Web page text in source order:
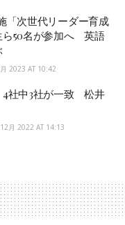
「次世代リーダー育成
50名が参加へ 英語
2023 AT 10:42
4社中3社が一致 松井
月 2022 AT 14:13